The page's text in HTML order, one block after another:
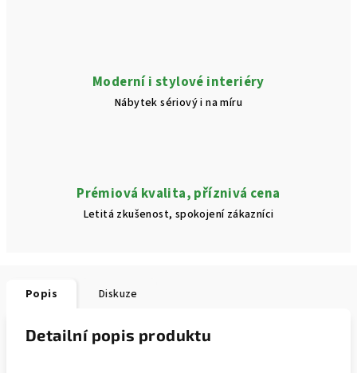
Moderní i stylové interiéry
Nábytek sériový i na míru
Prémiová kvalita, příznivá cena
Letitá zkušenost, spokojení zákazníci
Popis Diskuze
Detailní popis produktu